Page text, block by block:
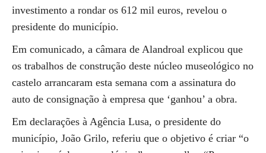
investimento a rondar os 612 mil euros, revelou o
presidente do município.
Em comunicado, a câmara de Alandroal explicou que
os trabalhos de construção deste núcleo museológico no
castelo arrancaram esta semana com a assinatura do
auto de consignação à empresa que ‘ganhou’ a obra.
Em declarações à Agência Lusa, o presidente do
município, João Grilo, referiu que o objetivo é criar “o